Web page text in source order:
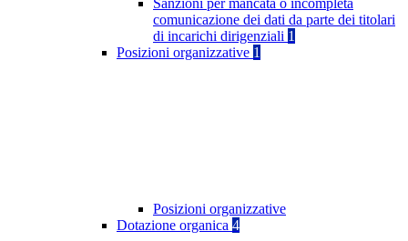
Sanzioni per mancata o incompleta
comunicazione dei dati da parte dei titolari
di incarichi dirigenziali 1
Posizioni organizzative 1
Posizioni organizzative
Dotazione organica 4